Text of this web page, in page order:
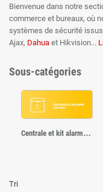
Bienvenue dans notre
commerce et bureaux, où
systèmes de sécurité
Ajax, Dahua et Hikvision
de sécurité des
mettant l'accent sur la
d'intégration.
Chaque marque apporte
sécurité, garantissant une
votre commerce ou pour
combinaison d'innovation
Sous-catégories
Centrale et kit alarme Hikvision
Tri